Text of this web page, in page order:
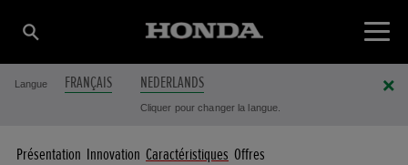
Langue FRANÇAIS NEDERLANDS
Cliquer pour changer la langue.
Présentation Innovation Caractéristiques Offres